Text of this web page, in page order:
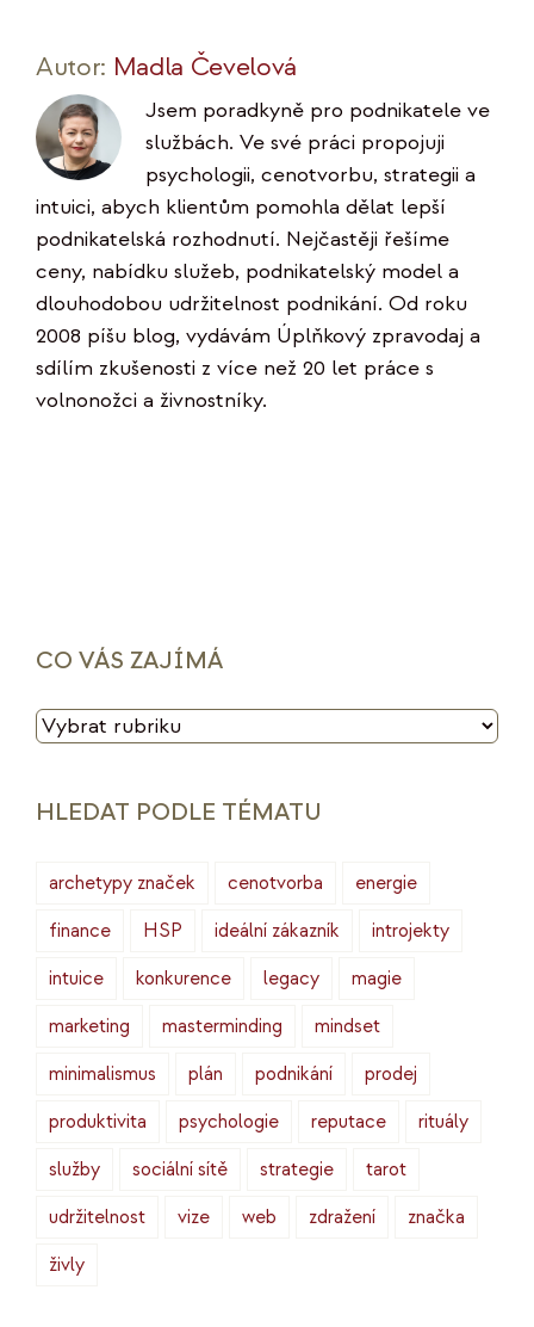
Autor: Madla Čevelová
Jsem poradkyně pro podnikatele ve
službách. Ve své práci propojuji
psychologii, cenotvorbu, strategii a
intuici, abych klientům pomohla dělat lepší
podnikatelská rozhodnutí. Nejčastěji řešíme
ceny, nabídku služeb, podnikatelský model a
dlouhodobou udržitelnost podnikání. Od roku
2008 píšu blog, vydávám Úplňkový zpravodaj a
sdílím zkušenosti z více než 20 let práce s
volnonožci a živnostníky.
CO VÁS ZAJÍMÁ
CO
HLEDAT PODLE TÉMATU
archetypy značek cenotvorba
energie
finance
HSP ideální zákazník
introjekty
intuice
konkurence legacy
magie
marketing
masterminding
mindset
minimalismus
plán podnikání
prodej
produktivita
psychologie reputace
rituály
služby
sociální sítě strategie
tarot
udržitelnost
vize web zdražení
značka
živly